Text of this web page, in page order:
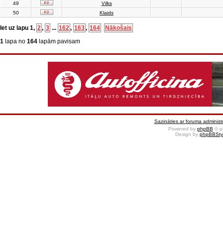
49
Vilks
50
Klaids
Iet uz lapu 1, 2, 3 ... 162, 163, 164
Nākošais
1 lapa no 164 lapām pavisam
Sazināties ar foruma
Powered by phpBB ©
Design by